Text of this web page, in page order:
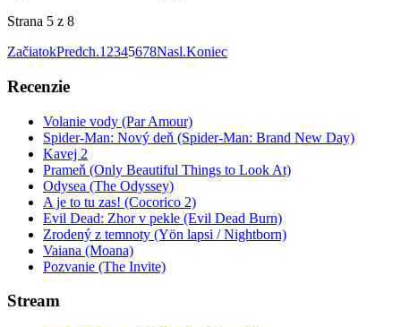
Strana 5 z 8
ZačiatokPredch.1 2345678Nasl.Koniec
Recenzie
Volanie vody (Par Amour)
Spider-Man: Nový deň (Spider-Man: Brand New Day)
Kavej 2
Prameň (Only Beautiful Things to Look At)
Odysea (The Odyssey)
A je to tu zas! (Cocorico 2)
Evil Dead: Zhor v pekle (Evil Dead Burn)
Zrodený z temnoty (Yön lapsi / Nightborn)
Vaiana (Moana)
Pozvanie (The Invite)
Stream